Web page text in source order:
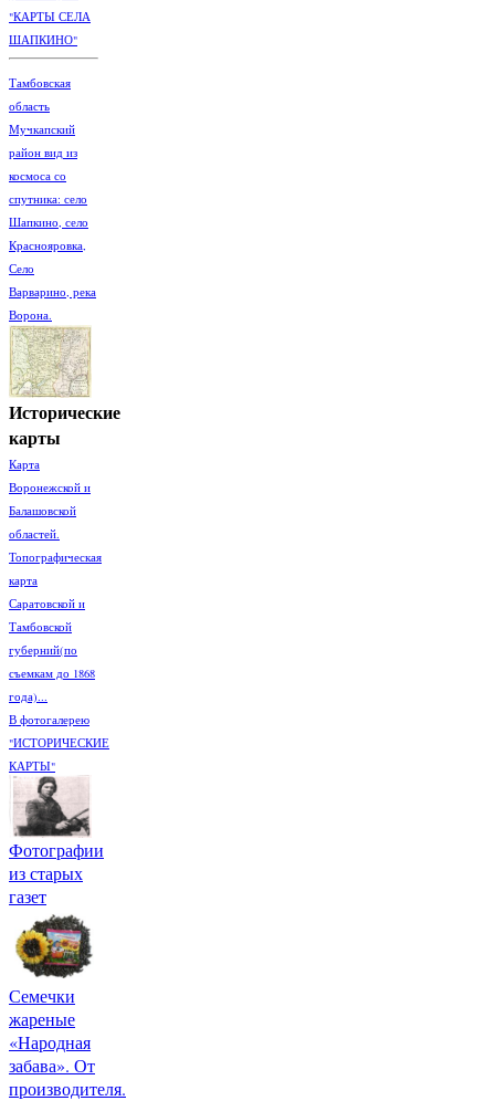
"КАРТЫ СЕЛА
ШАПКИНО"
Тамбовская
область
Мучкапский
район вид из
космоса со
спутника: село
Шапкино, село
Краснояровка,
Село
Варварино, река
Ворона.
Исторические
карты
Карта
Воронежской и
Балашовской
областей.
Топографическая
карта
Саратовской и
Тамбовской
губерний(по
съемкам до 1868
года)...
В фотогалерею
"ИСТОРИЧЕСКИЕ
КАРТЫ"
Фотографии
из старых
газет
Семечки
жареные
«Народная
забава». От
производителя.